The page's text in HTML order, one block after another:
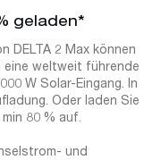
geladen*
DELTA 2 Max können
eine weltweit führende
W Solar-Eingang. In
Oder laden Sie
80 % auf.
und